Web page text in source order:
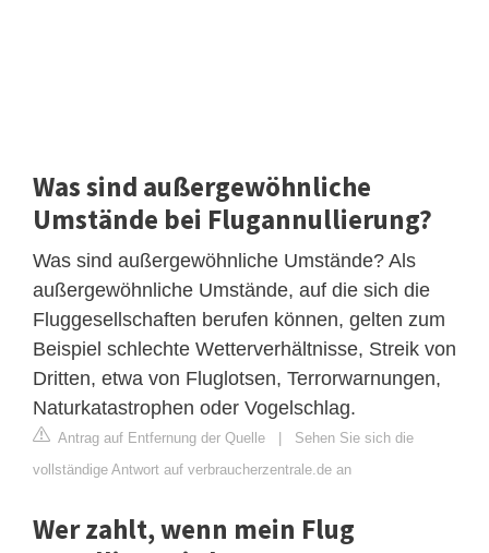
Was sind außergewöhnliche
Umstände bei Flugannullierung?
Was sind außergewöhnliche Umstände? Als
außergewöhnliche Umstände, auf die sich die
Fluggesellschaften berufen können, gelten zum
Beispiel schlechte Wetterverhältnisse, Streik von
Dritten, etwa von Fluglotsen, Terrorwarnungen,
Naturkatastrophen oder Vogelschlag.
Antrag auf Entfernung der Quelle | Sehen Sie sich die
vollständige Antwort auf verbraucherzentrale.de an
Wer zahlt, wenn mein Flug